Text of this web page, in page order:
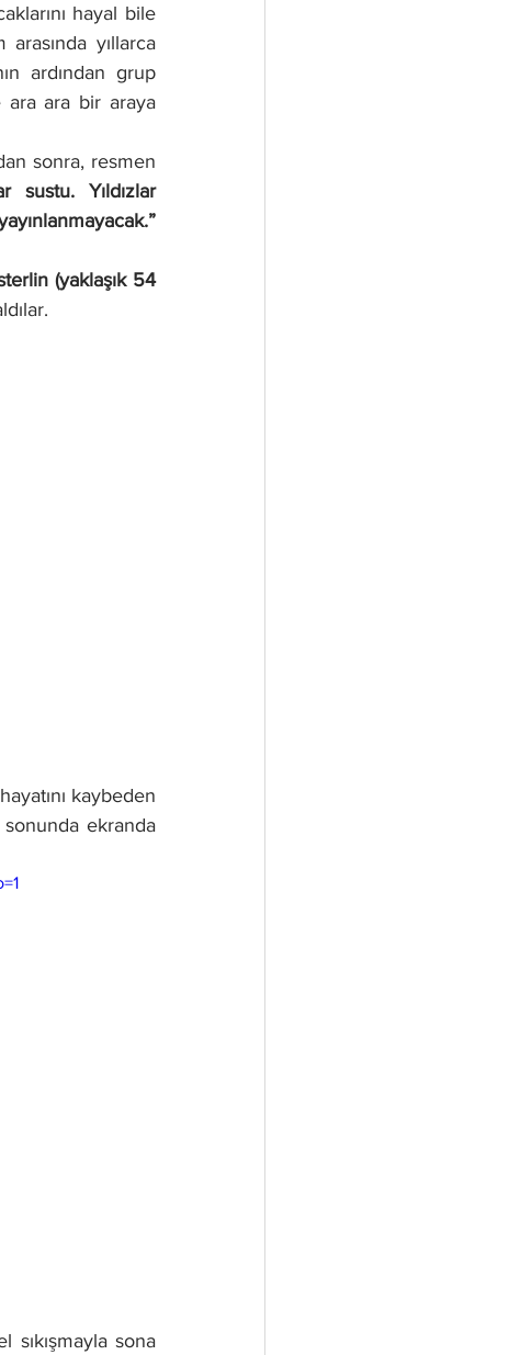
hayal bile
yıllarca
ardından grup
ara ara bir araya
sonra, resmen
sustu. Yıldızlar
(yaklaşık 54
kaybeden
sonunda ekranda
sıkışmayla sona